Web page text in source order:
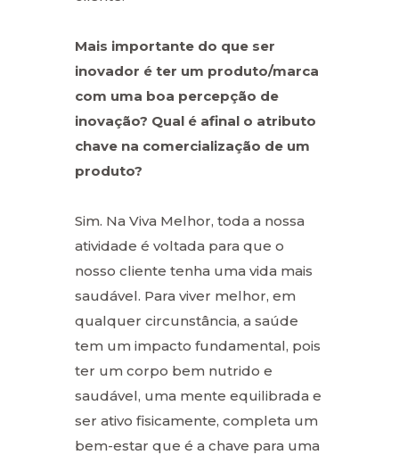
Mais importante do que ser
inovador é ter um produto/marca
com uma boa percepção de
inovação? Qual é afinal o atributo
chave na comercialização de um
produto?
Sim. Na Viva Melhor, toda a nossa
atividade é voltada para que o
nosso cliente tenha uma vida mais
saudável. Para viver melhor, em
qualquer circunstância, a saúde
tem um impacto fundamental, pois
ter um corpo bem nutrido e
saudável, uma mente equilibrada e
ser ativo fisicamente, completa um
bem-estar que é a chave para uma